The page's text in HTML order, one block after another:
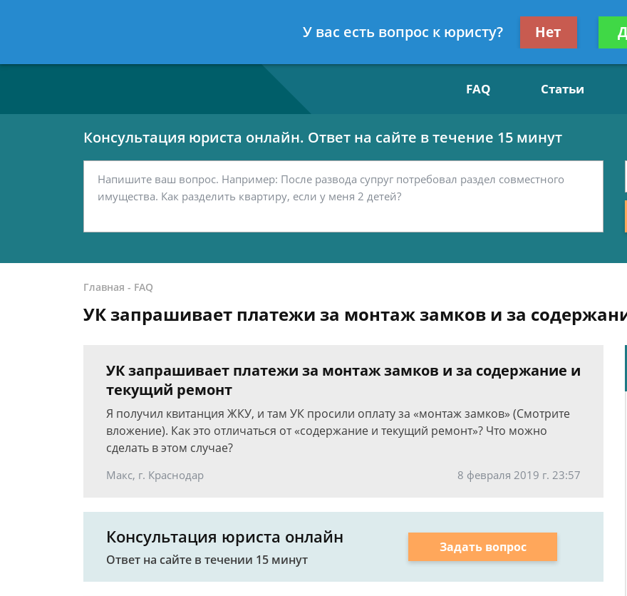
7 812 467-42-15
Получите
FAQ Статьи
Консультация юриста онлайн. Ответ на сайте в течение 15 минут
Главная - FAQ
УК запрашивает платежи за монтаж замков и за
УК запрашивает платежи за монтаж замков и за содержание и
текущий ремонт
Я получил квитанция ЖКУ, и там УК просили оплату за «монтаж замков» (Смотрите
вложение). Как это отличаться от «содержание и текущий ремонт»? Что можно
сделать в этом случае?
Макс, г. Краснодар 8 февраля 2019 г. 23:57
Консультация юриста онлайн
Ответ на сайте в течении 15 минут
Задать вопрос
У вас есть вопрос к юристу? Нет